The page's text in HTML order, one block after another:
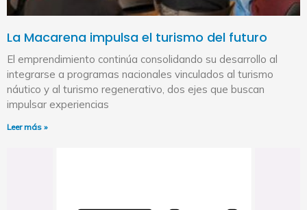
La Macarena impulsa el turismo del futuro
El emprendimiento continúa consolidando su desarrollo al
integrarse a programas nacionales vinculados al turismo
náutico y al turismo regenerativo, dos ejes que buscan
impulsar experiencias
Leer más »